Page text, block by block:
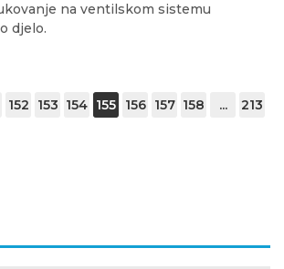
na ventilskom sistemu
djelo.
152 153 154 155 156 157 158 ...
213